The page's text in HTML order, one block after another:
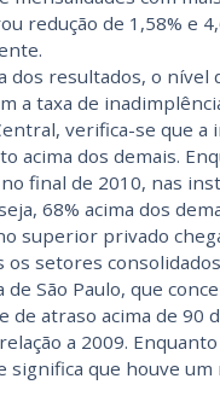
redução de 1,58% e
dos resultados, o
a taxa de
verifica-se que
acima dos demais.
no final de 2010, nas
68% acima dos
superior privado
setores
São Paulo, que
atraso acima de 90
a 2009.
significa que houve